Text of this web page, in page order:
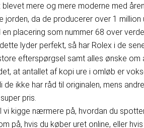
blevet mere og mere moderne med
jorden, da de producerer over 1
placering som nummer 68 over
lyder perfekt, så har Rolex i de
efterspørgsel samt alles ønske
at antallet af kopi ure i omløb er
de ikke har råd til originalen, mens
pris.
kigge nærmere på, hvordan du
på, hvis du køber uret online, eller hvis